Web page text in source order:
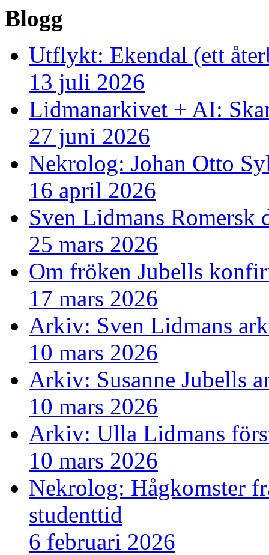
Blogg
Utflykt: Ekendal (ett
13 juli 2026
Lidmanarkivet + AI:
27 juni 2026
Nekrolog: Johan Otto
16 april 2026
Sven Lidmans Romersk
25 mars 2026
Om fröken Jubells
17 mars 2026
Arkiv: Sven Lidmans
10 mars 2026
Arkiv: Susanne Jubells
10 mars 2026
Arkiv: Ulla Lidmans
10 mars 2026
Nekrolog: Hågkomster
studenttid
6 februari 2026